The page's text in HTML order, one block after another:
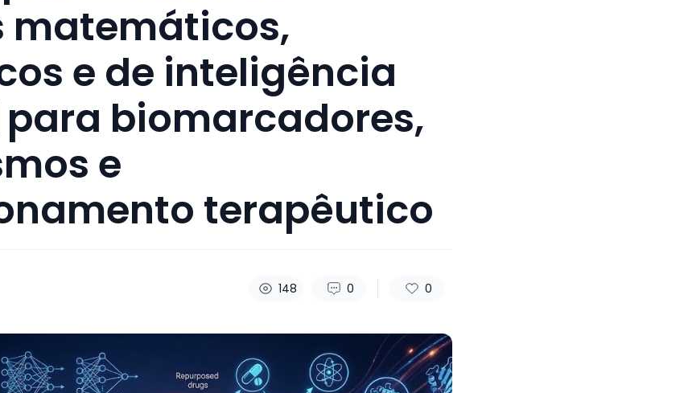
matemáticos,
e de inteligência
biomarcadores,
e
terapêutico
148 0 0